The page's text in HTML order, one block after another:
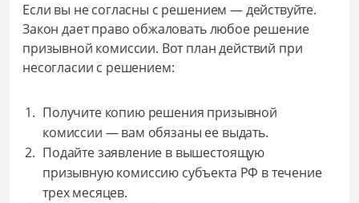
Если вы не согласны с решением — действуйте.
Закон дает право обжаловать любое решение
призывной комиссии. Вот план действий при
несогласии с решением:
Получите копию решения призывной
комиссии — вам обязаны ее выдать.
Подайте заявление в вышестоящую
призывную комиссию субъекта РФ в течение
трех месяцев.